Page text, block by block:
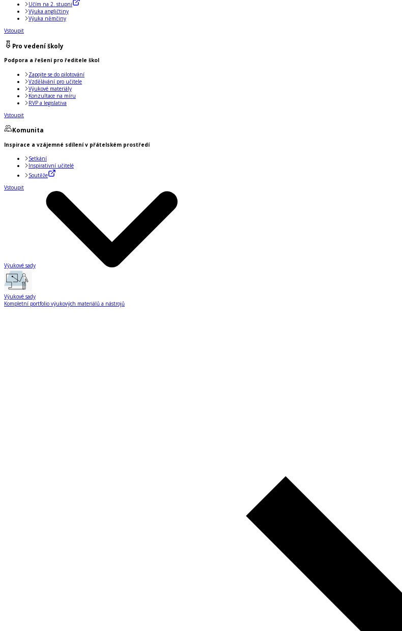
Učím na 2. stupni
Výuka angličtiny
Výuka němčiny
Vstoupit
Pro vedení školy
Podpora a řešení pro ředitele škol
Zapojte se do pilotování
Vzdělávání pro učitele
Výukové materiály
Konzultace na míru
RVP a legislativa
Vstoupit
Komunita
Inspirace a vzájemné sdílení v přátelském prostředí
Setkání
Inspirativní učitelé
Soutěže
Vstoupit
Výukové sady
Výukové sady
Kompletní portfolio výukových materiálů a nástrojů